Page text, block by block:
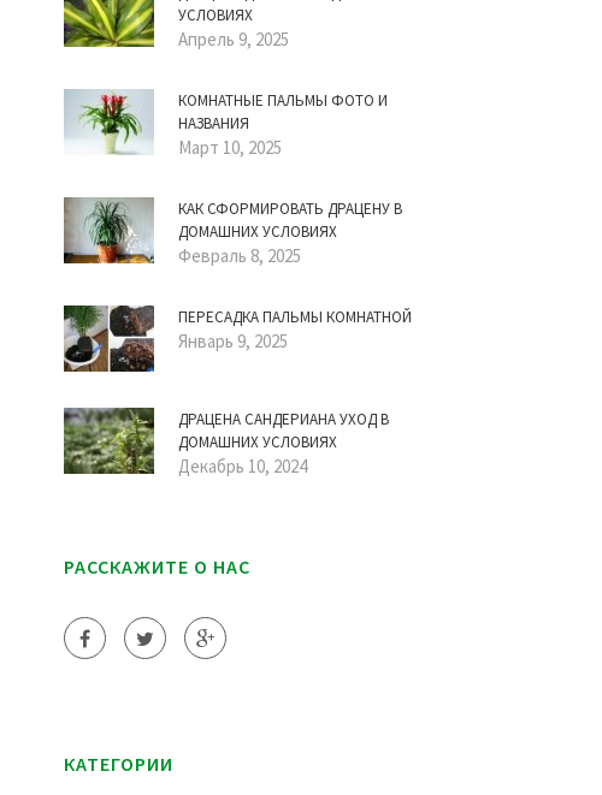
УСЛОВИЯХ
Апрель 9, 2025
КОМНАТНЫЕ ПАЛЬМЫ ФОТО И
НАЗВАНИЯ
Март 10, 2025
КАК СФОРМИРОВАТЬ ДРАЦЕНУ В
ДОМАШНИХ УСЛОВИЯХ
Февраль 8, 2025
ПЕРЕСАДКА ПАЛЬМЫ КОМНАТНОЙ
Январь 9, 2025
ДРАЦЕНА САНДЕРИАНА УХОД В
ДОМАШНИХ УСЛОВИЯХ
Декабрь 10, 2024
РАССКАЖИТЕ О НАС
КАТЕГОРИИ